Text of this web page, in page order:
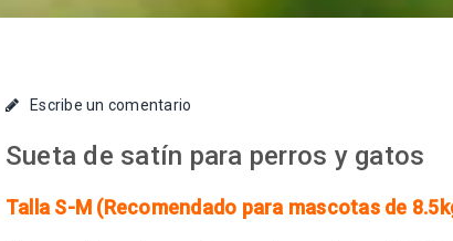
Escribe un comentario
Sueta de satín para perros y gatos
Talla S-M (Recomendado para mascotas de